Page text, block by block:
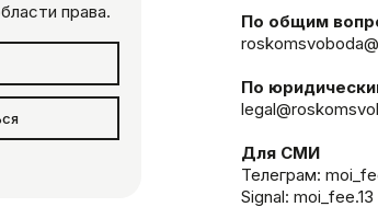
права.
По общим
По
Для СМИ
Телеграм:
Signal: moi_fee.13